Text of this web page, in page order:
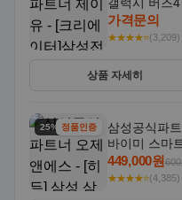
갤럭시 버즈
SM-R640N
가격문의
★★★★⭐(3,209)
상품 자세히
25% 할인정품인증
삼성공식파
바이미 스마
OTT 패키지
449,000원
★★★★⭐(4,385)